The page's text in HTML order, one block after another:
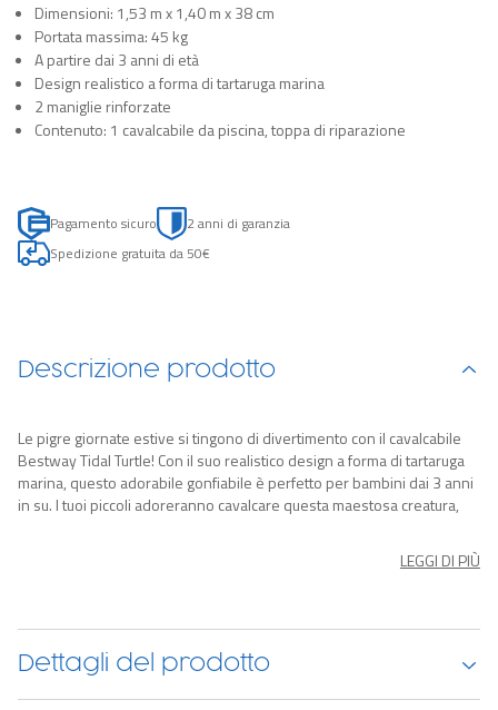
Dimensioni: 1,53 m x 1,40 m x 38 cm
Portata massima: 45 kg
A partire dai 3 anni di età
Design realistico a forma di tartaruga marina
2 maniglie rinforzate
Contenuto: 1 cavalcabile da piscina, toppa di riparazione
Pagamento sicuro
2 anni di garanzia
Spedizione gratuita da 50€
Descrizione prodotto
Le pigre giornate estive si tingono di divertimento con il cavalcabile
Bestway Tidal Turtle! Con il suo realistico design a forma di tartaruga
marina, questo adorabile gonfiabile è perfetto per bambini dai 3 anni
in su. I tuoi piccoli adoreranno cavalcare questa maestosa creatura,
mare, il lago o la piscina, grazie al suo ampio guscio gonfiabile che
LEGGI DI PIÙ
Dettagli del prodotto